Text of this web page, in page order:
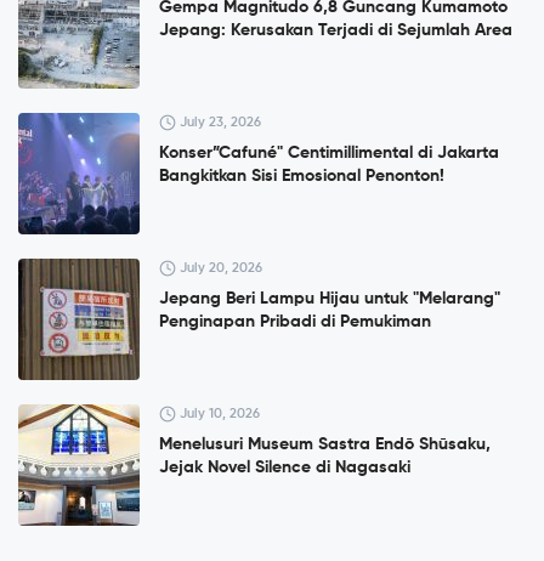
Gempa Magnitudo 6,8 Guncang Kumamoto
Jepang: Kerusakan Terjadi di Sejumlah Area
July 23, 2026
Konser”Cafuné" Centimillimental di Jakarta
Bangkitkan Sisi Emosional Penonton!
July 20, 2026
Jepang Beri Lampu Hijau untuk "Melarang"
Penginapan Pribadi di Pemukiman
July 10, 2026
Menelusuri Museum Sastra Endō Shūsaku,
Jejak Novel Silence di Nagasaki